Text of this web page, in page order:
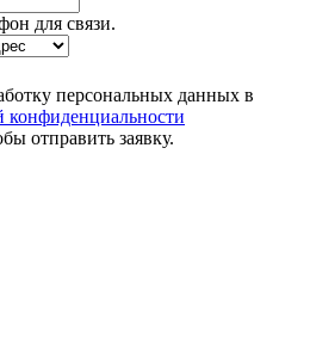
для связи.
персональных данных в
конфиденциальности
отправить заявку.